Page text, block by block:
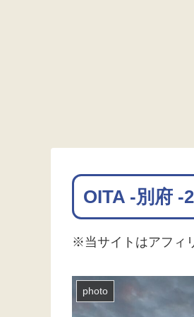
OITA -別府 -
※当サイトはアフィ
photo